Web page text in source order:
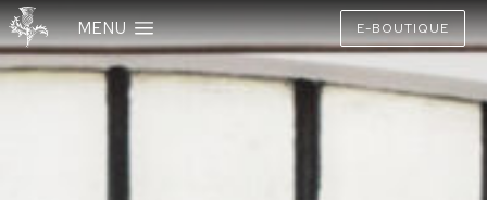
MENU E-BOUTIQUE